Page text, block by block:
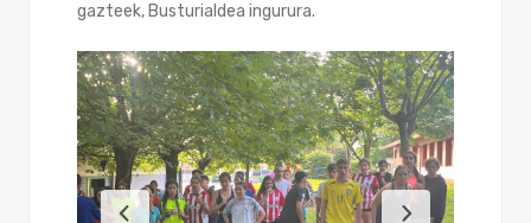
gazteek, Busturialdea ingurura.